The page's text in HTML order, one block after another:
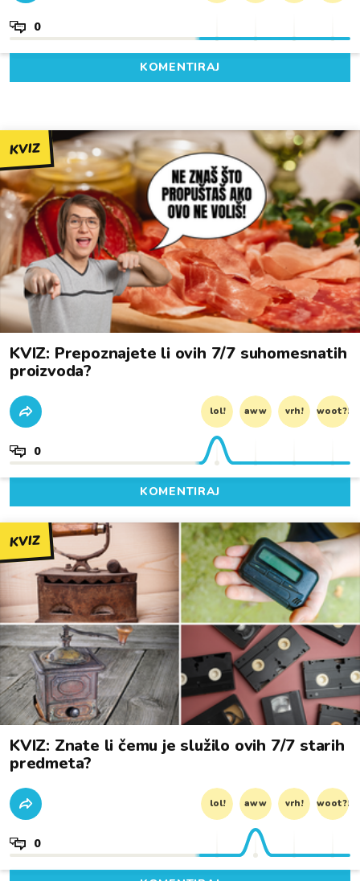
0
KOMENTIRAJ
KVIZ
KVIZ: Prepoznajete li ovih 7/7 suhomesnatih
proizvoda?
lol! aww vrh! woot?!
0
KOMENTIRAJ
KVIZ
KVIZ: Znate li čemu je služilo ovih 7/7 starih
predmeta?
lol! aww vrh! woot?!
0